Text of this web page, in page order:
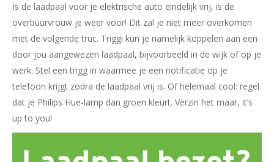
Is de laadpaal voor je elektrische auto eindelijk vrij, is de
overbuurvrouw je weer voor! Dit zal je niet meer overkomen
met de volgende truc. Triggi kun je namelijk koppelen aan een
door jou aangewezen laadpaal, bijvoorbeeld in de wijk of op je
werk. Stel een trigg in waarmee je een notificatie op je
telefoon krijgt zodra de laadpaal vrij is. Of helemaal cool: regel
dat je Philips Hue-lamp dan groen kleurt. Verzin het maar, it’s
up to you!